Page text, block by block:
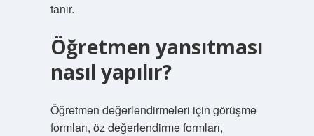
tanır.
Öğretmen yansıtması
nasıl yapılır?
Öğretmen değerlendirmeleri için görüşme
formları, öz değerlendirme formları,